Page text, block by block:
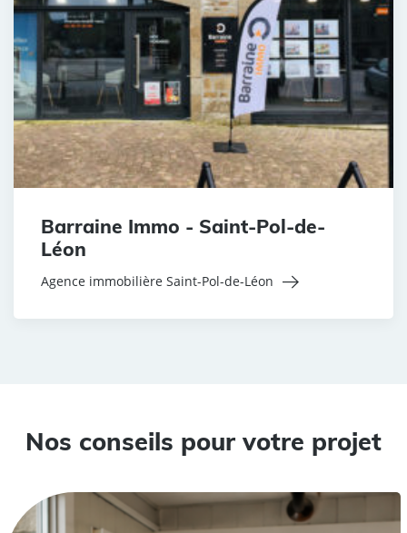
Barraine Immo - Saint-Pol-de-
Léon
Agence immobilière Saint-Pol-de-Léon
Nos conseils pour votre projet